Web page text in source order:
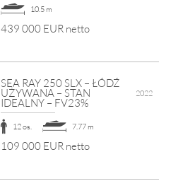
10.5 m
439 000 EUR netto
SEA RAY 250 SLX – ŁÓDŹ
UŻYWANA – STAN
IDEALNY – FV23%
2022
12 os. 7.77 m
109 000 EUR netto